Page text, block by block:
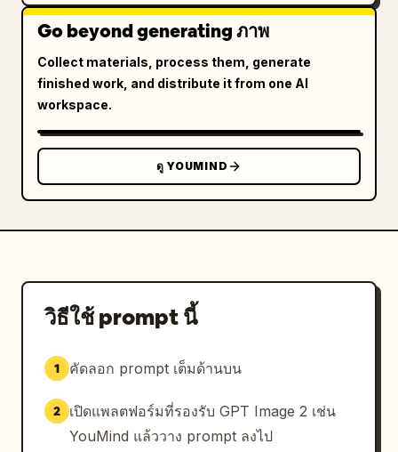
Go beyond generating ภาพ
Collect materials, process them, generate
finished work, and distribute it from one AI
workspace.
ดู YOUMIND
วิธีใช้ prompt นี้
1 คัดลอก prompt เต็มด้านบน
2
เปิดแพลตฟอร์มที่รองรับ GPT Image 2 เช่น
YouMind แล้ววาง prompt ลงไป